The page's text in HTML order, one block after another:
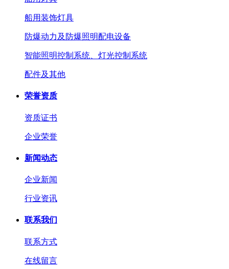
船用装饰灯具
防爆动力及防爆照明配电设备
智能照明控制系统、灯光控制系统
配件及其他
荣誉资质
资质证书
企业荣誉
新闻动态
企业新闻
行业资讯
联系我们
联系方式
在线留言